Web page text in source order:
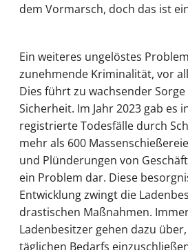
dem Vormarsch, doch das ist
Ein weiteres ungelöstes
zunehmende Kriminalität, vor
Dies führt zu wachsender
Sicherheit. Im Jahr 2023 gab es
registrierte Todesfälle durch
mehr als 600
und Plünderungen von
ein Problem dar. Diese
Entwicklung zwingt die
drastischen Maßnahmen.
Ladenbesitzer gehen dazu
täglichen Bedarfs